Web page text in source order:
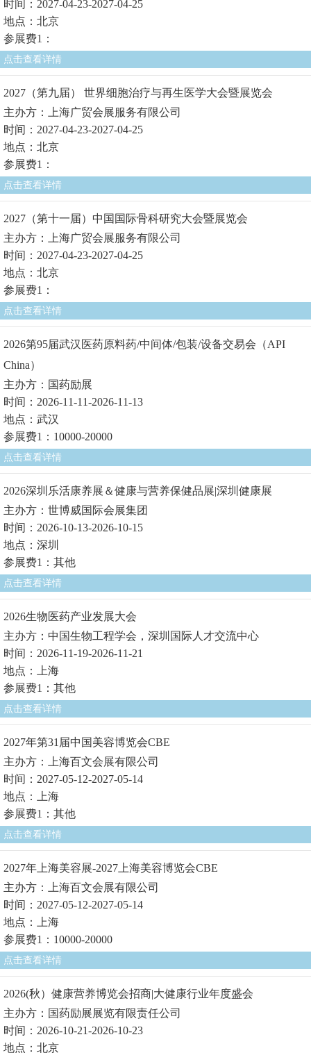
时间：2027-04-23-2027-04-25
地点：北京
参展费1：
点击查看详情
2027（第九届） 世界细胞治疗与再生医学大会暨展览会
主办方：上海广贸会展服务有限公司
时间：2027-04-23-2027-04-25
地点：北京
参展费1：
点击查看详情
2027（第十一届）中国国际骨科研究大会暨展览会
主办方：上海广贸会展服务有限公司
时间：2027-04-23-2027-04-25
地点：北京
参展费1：
点击查看详情
2026第95届武汉医药原料药/中间体/包装/设备交易会（API
China）
主办方：国药励展
时间：2026-11-11-2026-11-13
地点：武汉
参展费1：10000-20000
点击查看详情
2026深圳乐活康养展＆健康与营养保健品展|深圳健康展
主办方：世博威国际会展集团
时间：2026-10-13-2026-10-15
地点：深圳
参展费1：其他
点击查看详情
2026生物医药产业发展大会
主办方：中国生物工程学会，深圳国际人才交流中心
时间：2026-11-19-2026-11-21
地点：上海
参展费1：其他
点击查看详情
2027年第31届中国美容博览会CBE
主办方：上海百文会展有限公司
时间：2027-05-12-2027-05-14
地点：上海
参展费1：其他
点击查看详情
2027年上海美容展-2027上海美容博览会CBE
主办方：上海百文会展有限公司
时间：2027-05-12-2027-05-14
地点：上海
参展费1：10000-20000
点击查看详情
2026(秋）健康营养博览会招商|大健康行业年度盛会
主办方：国药励展展览有限责任公司
时间：2026-10-21-2026-10-23
地点：北京